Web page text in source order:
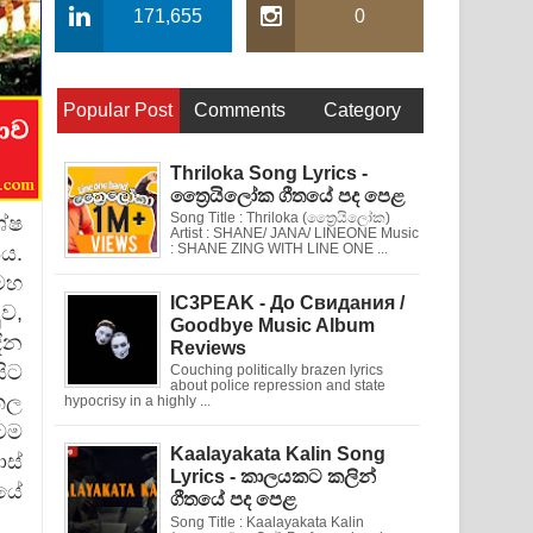
171,655 0
Popular Post Comments Category
Thriloka Song Lyrics -
ත්‍රෛයිලෝක ගීතයේ පද පෙළ
Song Title : Thriloka (ත්‍රෛයිලෝක)
Artist : SHANE/ JANA/ LINEONE Music
: SHANE ZING WITH LINE ONE ...
IC3PEAK - До Свидания /
Goodbye Music Album
Reviews
Couching politically brazen lyrics
about police repression and state
hypocrisy in a highly ...
Kaalayakata Kalin Song
Lyrics - කාලයකට කලින්
ගීතයේ පද පෙළ
Song Title : Kaalayakata Kalin